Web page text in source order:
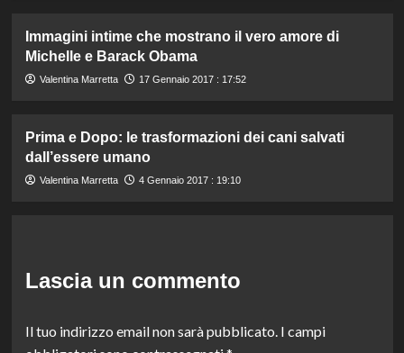
Immagini intime che mostrano il vero amore di
Michelle e Barack Obama
Valentina Marretta 17 Gennaio 2017 : 17:52
Prima e Dopo: le trasformazioni dei cani salvati
dall’essere umano
Valentina Marretta 4 Gennaio 2017 : 19:10
Lascia un commento
Il tuo indirizzo email non sarà pubblicato. I campi